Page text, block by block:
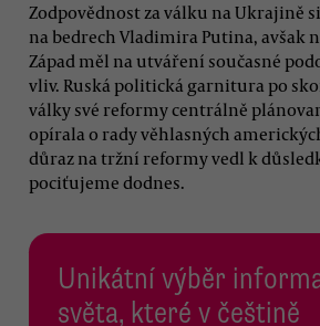
Zodpovědnost za válku na Ukrajině
na bedrech Vladimira Putina, avšak
Západ měl na utváření současné
vliv. Ruská politická garnitura po
války své reformy centrálně
opírala o rady věhlasných
důraz na tržní reformy vedl k
pociťujeme dodnes.
Unikátní výběr
světa, které v češtině